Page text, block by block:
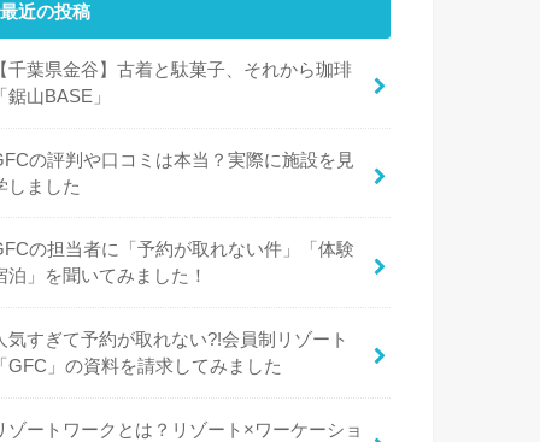
最近の投稿
【千葉県金谷】古着と駄菓子、それから珈琲
「鋸山BASE」
の評判や口コミは本当？実際に施設を見
しました
の担当者に「予約が取れない件」「体験
泊」を聞いてみました！
気すぎて予約が取れない?!会員制リゾート
「GFC」の資料を請求してみました
ゾートワークとは？リゾート×ワーケーショ